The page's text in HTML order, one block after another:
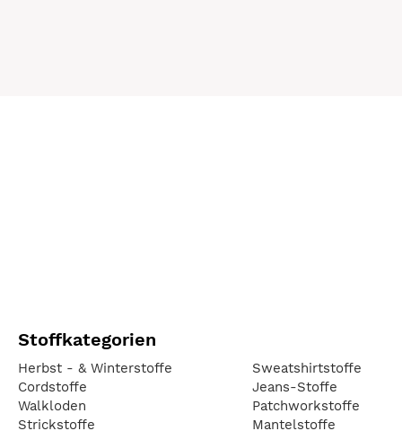
Stoffkategorien
Herbst - & Winterstoffe
Cordstoffe
Walkloden
Strickstoffe
Sweatshirtstoffe
Jeans-Stoffe
Patchworkstoffe
Mantelstoffe